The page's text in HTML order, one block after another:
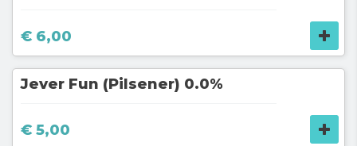
€ 6,00
Jever Fun (Pilsener) 0.0%
€ 5,00